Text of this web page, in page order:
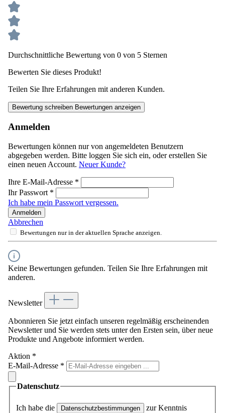
Durchschnittliche Bewertung von 0 von 5 Sternen
Bewerten Sie dieses Produkt!
Teilen Sie Ihre Erfahrungen mit anderen Kunden.
Bewertung schreiben Bewertungen anzeigen
Anmelden
Bewertungen können nur von angemeldeten Benutzern
abgegeben werden. Bitte loggen Sie sich ein, oder erstellen Sie
einen neuen Account. Neuer Kunde?
Ihre E-Mail-Adresse *
Ihr Passwort *
Ich habe mein Passwort vergessen.
Anmelden
Abbrechen
Bewertungen nur in der aktuellen Sprache anzeigen.
Keine Bewertungen gefunden. Teilen Sie Ihre Erfahrungen mit
anderen.
Newsletter
Abonnieren Sie jetzt einfach unseren regelmäßig erscheinenden
Newsletter und Sie werden stets unter den Ersten sein, über neue
Produkte und Angebote informiert werden.
Aktion *
E-Mail-Adresse *
Datenschutz
Ich habe die Datenschutzbestimmungen
zur Kenntnis